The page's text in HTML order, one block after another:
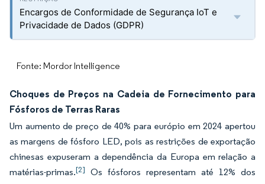
Encargos de Conformidade de Segurança IoT e
Privacidade de Dados (GDPR)
Fonte: Mordor Intelligence
Choques de Preços na Cadeia de Fornecimento para
Fósforos de Terras Raras
Um aumento de preço de 40% para európio em 2024 apertou
as margens de fósforo LED, pois as restrições de exportação
chinesas expuseram a dependência da Europa em relação a
matérias-primas.[2] Os fósforos representam até 12% dos